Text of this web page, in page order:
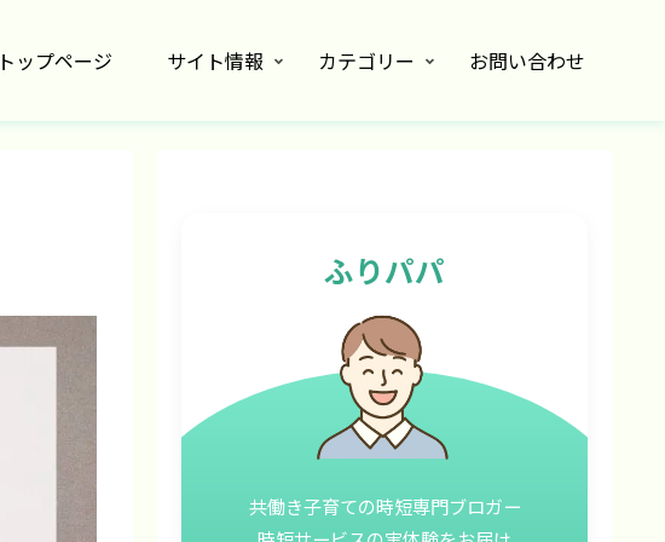
トップページ サイト情報 カテゴリー お問い合わせ
ふりパパ
共働き子育ての時短専門ブロガー